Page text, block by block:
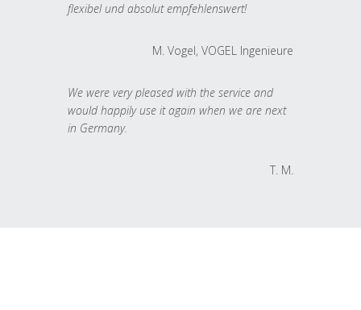
flexibel und absolut empfehlenswert!
M. Vogel, VOGEL Ingenieure
We were very pleased with the service and
would happily use it again when we are next
in Germany.
T. M.